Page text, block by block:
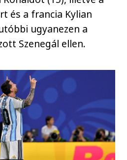
és a francia Kylian
ugyanezen a
Szenegál ellen.